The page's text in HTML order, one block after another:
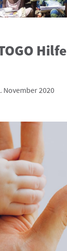
Hilfe
November 2020